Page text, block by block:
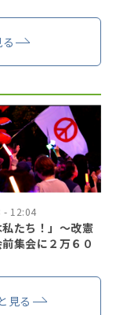
- 12:04
私たち！」〜改憲
集会に２万６０
見る